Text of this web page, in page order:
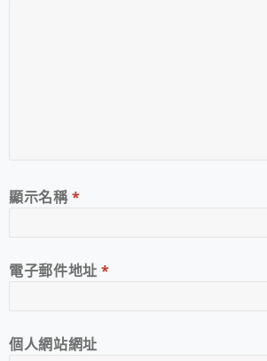
顯示名稱*
電子郵件地址*
個人網站網址